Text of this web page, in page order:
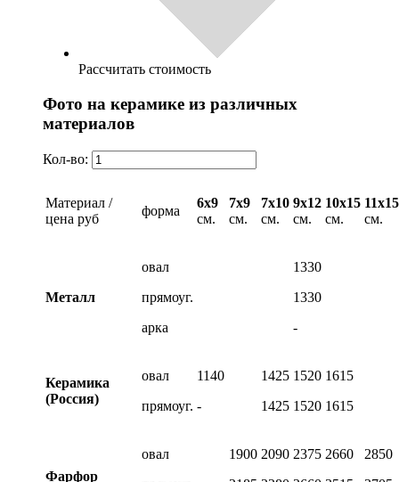
Рассчитать стоимость
Фото на керамике из различных
материалов
Кол-во:
Материал /
цена руб
форма
6х9
см.
7х9
см.
7х10
см.
9х12
см.
10х15
см.
11х15
см.
Металл
овал
прямоуг.
арка
1330
1330
-
Керамика
(Россия)
овал
прямоуг.
1140
-
1425
1425
1520
1520
1615
1615
Фарфор
овал
1900 2090 2375 2660
2850